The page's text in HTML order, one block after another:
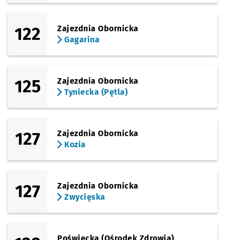
122
Zajezdnia Obornicka
Gagarina
125
Zajezdnia Obornicka
Tyniecka (Pętla)
127
Zajezdnia Obornicka
Kozia
127
Zajezdnia Obornicka
Zwycięska